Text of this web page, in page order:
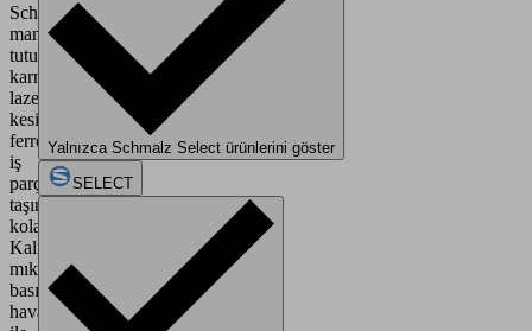
Schmalz'in
manyetik
tutucuları,
karmaşık
lazerle
kesilmiş
ferromanyetik
iş
parçalarının
taşınmasını
kolaylaştırır.
Kalıcı
mıknatıs,
basınçlı
hava
Yalnızca Schmalz Select ürünlerini göster
SELECT